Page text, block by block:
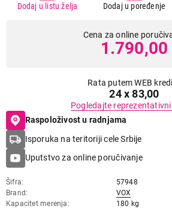
Dodaj u poređenje
Dodaj u listu želja
Cena za online
1.790,00
Rata putem WEB
24 x 83,00
Pogledajte
Raspoloživost u radnjama
Isporuka na teritoriji cele Srbije
Uputstvo za online poručivanje
Šifra
57948
Brand
VOX
Kapacitet merenja
180 kg